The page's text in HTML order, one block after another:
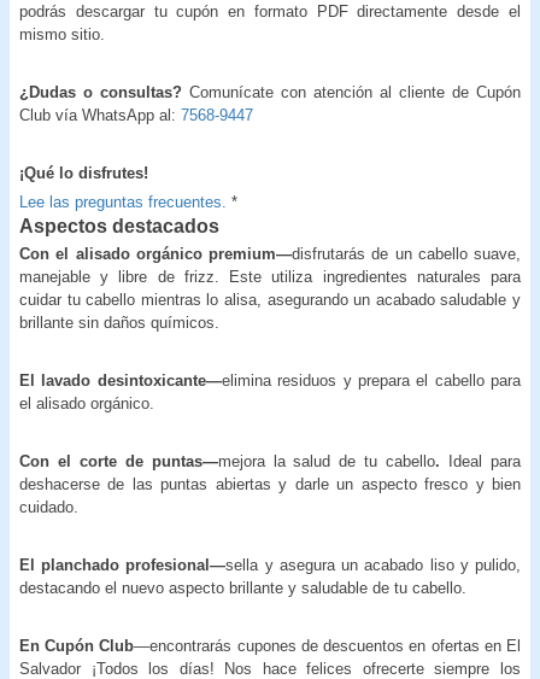
podrás descargar tu cupón en formato PDF directamente desde el
mismo sitio.
¿Dudas o consultas? Comunícate con atención al cliente de Cupón
Club vía WhatsApp al: 7568-9447
¡Qué lo disfrutes!
Lee las preguntas frecuentes. *
Aspectos destacados
Con el alisado orgánico premium—disfrutarás de un cabello suave,
manejable y libre de frizz. Este utiliza ingredientes naturales para
cuidar tu cabello mientras lo alisa, asegurando un acabado saludable y
brillante sin daños químicos.
El lavado desintoxicante—elimina residuos y prepara el cabello para
el alisado orgánico.
Con el corte de puntas—mejora la salud de tu cabello.
Ideal para
deshacerse de las puntas abiertas y darle un aspecto fresco y bien
cuidado.
El planchado profesional—sella y asegura un acabado liso y pulido,
destacando el nuevo aspecto brillante y saludable de tu cabello.
En Cupón Club—encontrarás cupones de descuentos en ofertas en El
Salvador ¡Todos los días! Nos hace felices ofrecerte siempre los